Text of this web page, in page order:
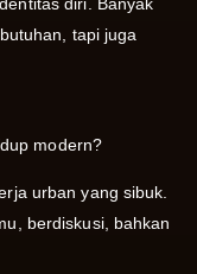
diri. Banyak
tapi juga
modern?
urban yang sibuk.
berdiskusi, bahkan